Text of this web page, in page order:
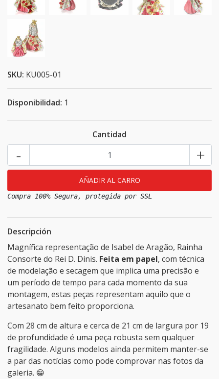
SKU: KU005-01
Disponibilidad: 1
Cantidad
+
-
Compra 100% Segura, protegida por SSL
Descripción
Magnífica representação de Isabel de Aragão, Rainha
Consorte do Rei D. Dinis. Feita em papel, com técnica
de modelação e secagem que implica uma precisão e
um período de tempo para cada momento da sua
montagem, estas peças representam aquilo que o
artesanato bem feito proporciona.
Com 28 cm de altura e cerca de 21 cm de largura por 19
de profundidade é uma peça robusta sem qualquer
fragilidade. Alguns modelos ainda permitem manter-se
a par das notícias como pode comprovar nas fotos da
galeria. 😁